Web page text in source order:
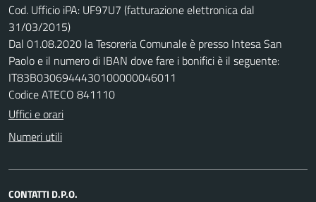
Cod. Ufficio iPA: UF97U7 (fatturazione elettronica dal
31/03/2015)
Dal 01.08.2020 la Tesoreria Comunale è presso Intesa San
Paolo e il numero di IBAN dove fare i bonifici è il seguente:
IT83B0306944430100000046011
Codice ATECO 841110
Uffici e orari
Numeri utili
CONTATTI D.P.O.